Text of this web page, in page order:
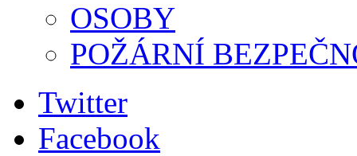
OSOBY
POŽÁRNÍ
Twitter
Facebook